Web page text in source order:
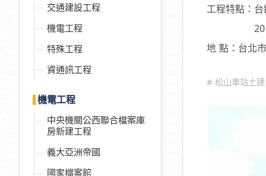
交通建設工程
機電工程
特殊工程
資通訊工程
機電工程
中央機關公西聯合檔案庫
房新建工程
義大亞洲帝國
國家檔案館
工程特點：
地 點：台北
# 松山車站土